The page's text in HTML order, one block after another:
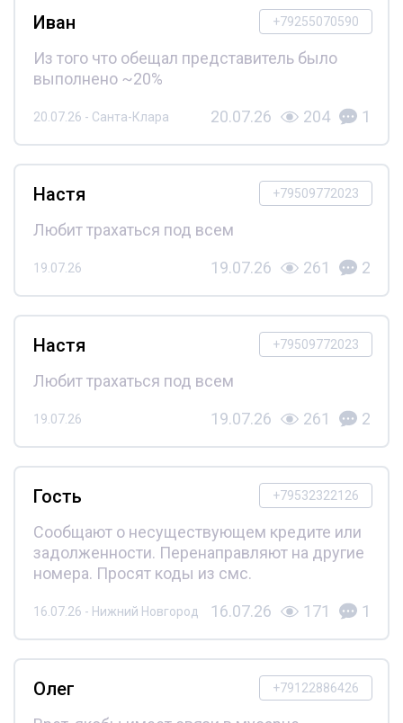
+79255070590
Иван
Из того что обещал представитель было
выполнено ~20%
20.07.26 - Санта-Клара 20.07.26 204 1
+79509772023
Настя
Любит трахаться под всем
19.07.26 19.07.26 261 2
+79509772023
Настя
Любит трахаться под всем
19.07.26 19.07.26 261 2
+79532322126
Гость
Сообщают о несуществующем кредите или
задолженности. Перенаправляют на другие
номера. Просят коды из смс.
16.07.26 - Нижний Новгород 16.07.26 171 1
+79122886426
Олег